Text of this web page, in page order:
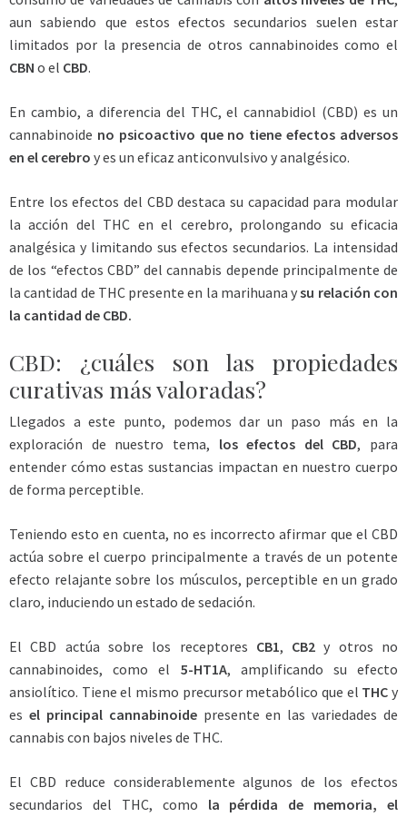
aun sabiendo que estos efectos secundarios suelen estar
limitados por la presencia de otros cannabinoides como el
CBN o el CBD.
En cambio, a diferencia del THC, el cannabidiol (CBD) es un
cannabinoide no psicoactivo que no tiene efectos adversos
en el cerebro y es un eficaz anticonvulsivo y analgésico.
Entre los efectos del CBD destaca su capacidad para modular
la acción del THC en el cerebro, prolongando su eficacia
analgésica y limitando sus efectos secundarios. La intensidad
de los “efectos CBD” del cannabis depende principalmente de
la cantidad de THC presente en la marihuana ysu relación con
la cantidad de CBD.
CBD: ¿cuáles son las propiedades
curativas más valoradas?
Llegados a este punto, podemos dar un paso más en la
exploración de nuestro tema, los efectos del CBD, para
entender cómo estas sustancias impactan en nuestro cuerpo
de forma perceptible.
Teniendo esto en cuenta, no es incorrecto afirmar que el CBD
actúa sobre el cuerpo principalmente a través de un potente
efecto relajante sobre los músculos, perceptible en un grado
claro, induciendo un estado de sedación.
El CBD actúa sobre los receptores CB1, CB2y otros no
cannabinoides, como el 5-HT1A, amplificando su efecto
ansiolítico. Tiene el mismo precursor metabólico que el THCy
es el principal cannabinoide presente en las variedades de
cannabis con bajos niveles de THC.
El CBD reduce considerablemente algunos de los efectos
secundarios del THC, como la pérdida de memoria, el